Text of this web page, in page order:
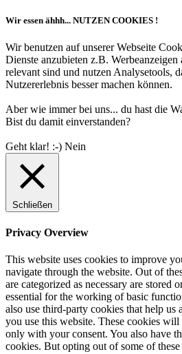
Wir essen ähhh... NUTZEN COOKIES !
Wir benutzen auf unserer Webseite
Dienste anzubieten z.B. Werbeanzeigen
relevant sind und nutzen Analysetools,
Nutzererlebnis besser machen können.
Aber wie immer bei uns... du hast die
Bist du damit einverstanden?
Geht klar! :-) Nein
Schließen
Privacy Overview
This website uses cookies to improve
navigate through the website. Out of
are categorized as necessary are stored
essential for the working of basic
also use third-party cookies that help us
you use this website. These cookies
only with your consent. You also have
cookies. But opting out of some of